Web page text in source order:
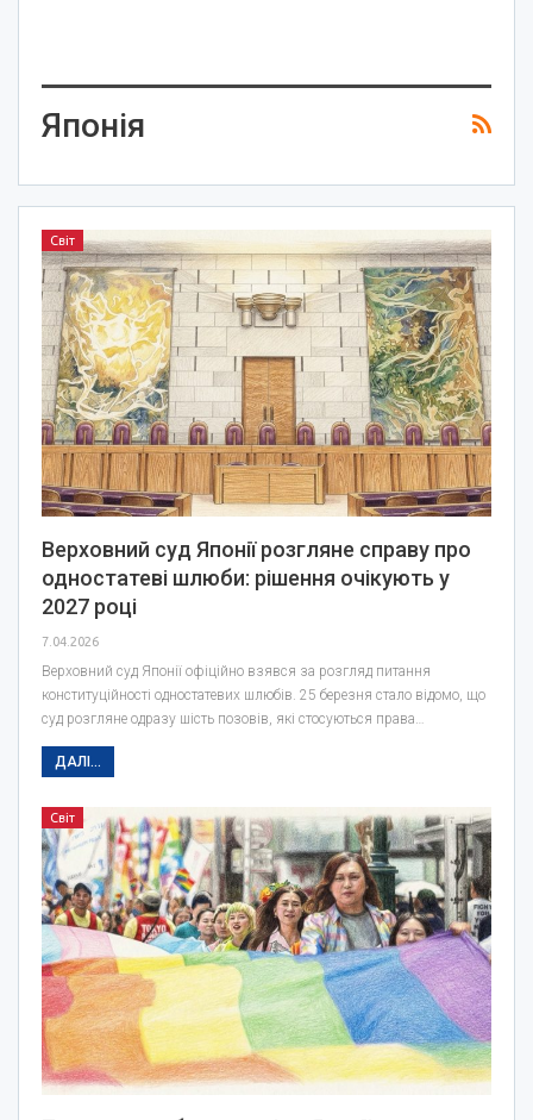
Японія
Світ
Верховний суд Японії розгляне справу про
одностатеві шлюби: рішення очікують у
2027 році
7.04.2026
Верховний суд Японії офіційно взявся за розгляд питання
конституційності одностатевих шлюбів. 25 березня стало відомо, що
суд розгляне одразу шість позовів, які стосуються права…
ДАЛІ...
Світ